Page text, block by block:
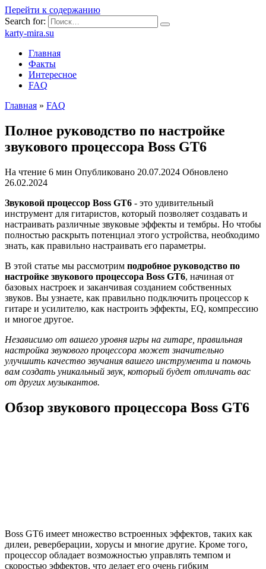
Перейти к содержанию
Search for:
karty-mira.su
Главная
Факты
Интересное
FAQ
Главная » FAQ
Полное руководство по настройке
звукового процессора Boss GT6
На чтение 6 мин Опубликовано 20.07.2024 Обновлено
26.02.2024
Звуковой процессор Boss GT6 - это удивительный
инструмент для гитаристов, который позволяет создавать и
настраивать различные звуковые эффекты и тембры. Но чтобы
полностью раскрыть потенциал этого устройства, необходимо
знать, как правильно настраивать его параметры.
В этой статье мы рассмотрим подробное руководство по
настройке звукового процессора Boss GT6, начиная от
базовых настроек и заканчивая созданием собственных
звуков. Вы узнаете, как правильно подключить процессор к
гитаре и усилителю, как настроить эффекты, EQ, компрессию
и многое другое.
Независимо от вашего уровня игры на гитаре, правильная
настройка звукового процессора может значительно
улучшить качество звучания вашего инструмента и помочь
вам создать уникальный звук, который будет отличать вас
от других музыкантов.
Обзор звукового процессора Boss GT6
Boss GT6 имеет множество встроенных эффектов, таких как
дилеи, реверберации, хорусы и многие другие. Кроме того,
процессор обладает возможностью управлять темпом и
скоростью эффектов, что делает его очень гибким